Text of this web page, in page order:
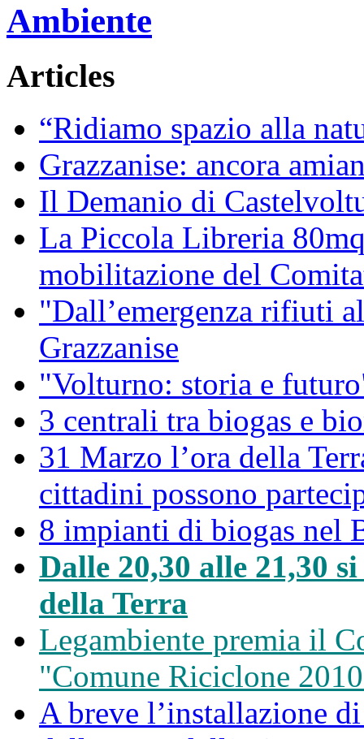
Ambiente
Articles
“Ridiamo spazio alla
Grazzanise: ancora
Il Demanio di
La Piccola Libreria
mobilitazione del
"Dall’emergenza rifiuti
Grazzanise
"Volturno: storia e
3 centrali tra biogas e
31 Marzo l’ora della
cittadini possono
8 impianti di biogas nel
Dalle 20,30 alle 21,30
della Terra
Legambiente premia il
"Comune Riciclone
A breve l’installazione